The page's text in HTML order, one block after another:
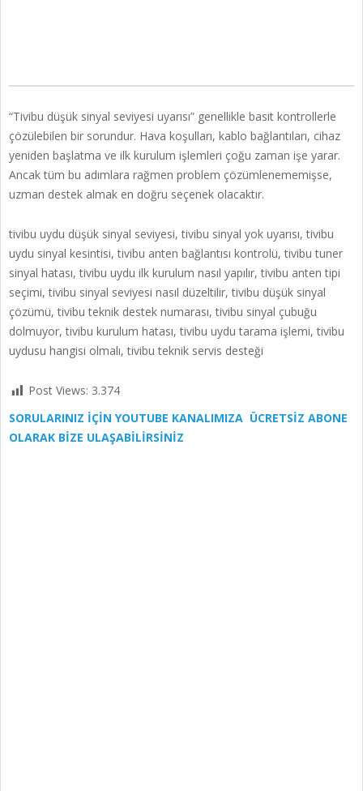
“Tivibu düşük sinyal seviyesi uyarısı” genellikle basit kontrollerle
çözülebilen bir sorundur. Hava koşulları, kablo bağlantıları, cihaz
yeniden başlatma ve ilk kurulum işlemleri çoğu zaman işe yarar.
Ancak tüm bu adımlara rağmen problem çözümlenememişse,
uzman destek almak en doğru seçenek olacaktır.
tivibu uydu düşük sinyal seviyesi, tivibu sinyal yok uyarısı, tivibu
uydu sinyal kesintisi, tivibu anten bağlantısı kontrolü, tivibu tuner
sinyal hatası, tivibu uydu ilk kurulum nasıl yapılır, tivibu anten tipi
seçimi, tivibu sinyal seviyesi nasıl düzeltilir, tivibu düşük sinyal
çözümü, tivibu teknik destek numarası, tivibu sinyal çubuğu
dolmuyor, tivibu kurulum hatası, tivibu uydu tarama işlemi, tivibu
uydusu hangisi olmalı, tivibu teknik servis desteği
Post Views: 3.374
SORULARINIZ İÇİN YOUTUBE KANALIMIZA ÜCRETSİZ ABONE
OLARAK BİZE ULAŞABİLİRSİNİZ